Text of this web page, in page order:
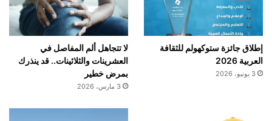
إطلاق جائزة ستوكهولم للثقافة
العربية 2026
3 يونيو، 2026
لا تتجاهل ألم المفاصل في
العشرينات والثلاثينات.. قد ينذرك
بمرض خطير
3 مارس، 2026